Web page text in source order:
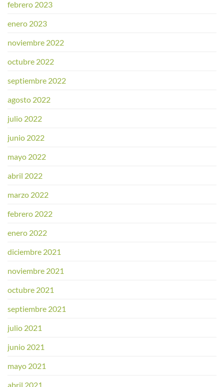
febrero 2023
enero 2023
noviembre 2022
octubre 2022
septiembre 2022
agosto 2022
julio 2022
junio 2022
mayo 2022
abril 2022
marzo 2022
febrero 2022
enero 2022
diciembre 2021
noviembre 2021
octubre 2021
septiembre 2021
julio 2021
junio 2021
mayo 2021
abril 2021